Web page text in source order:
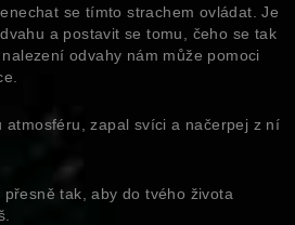
se tímto strachem ovládat. Je
a postavit se tomu, čeho se tak
odvahy nám může pomoci
atmosféru, zapal svíci a načerpej z ní
tak, aby do tvého života